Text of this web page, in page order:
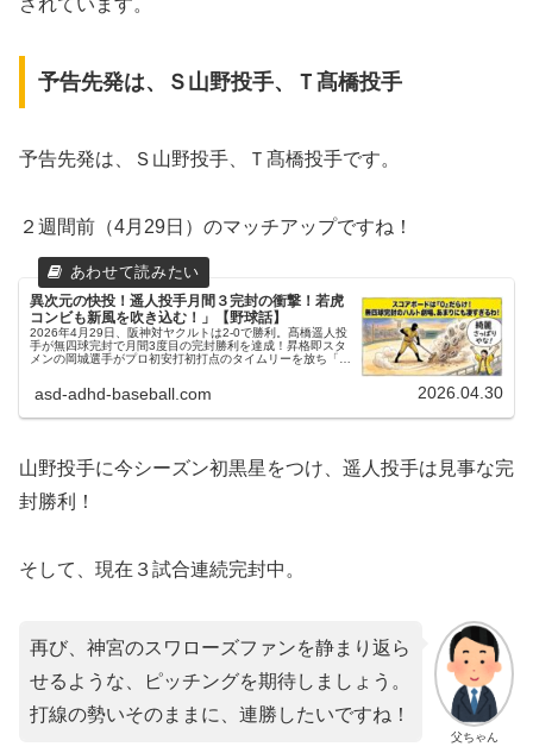
されています。
予告先発は、Ｓ山野投手、Ｔ髙橋投手
予告先発は、Ｓ山野投手、Ｔ髙橋投手です。
２週間前（4月29日）のマッチアップですね！
異次元の快投！遥人投手月間３完封の衝撃！若虎
コンビも新風を吹き込む！」【野球話】
2026年4月29日、阪神対ヤクルトは2-0で勝利。髙橋遥人投
手が無四球完封で月間3度目の完封勝利を達成！昇格即スタ
メンの岡城選手がプロ初安打初打点のタイムリーを放ち「T
asd-adhd-baseball.com 2026.04.30
山野投手に今シーズン初黒星をつけ、遥人投手は見事な完
封勝利！
そして、現在３試合連続完封中。
父ちゃん
再び、神宮のスワローズファンを静まり返ら
せるような、ピッチングを期待しましょう。
打線の勢いそのままに、連勝したいですね！